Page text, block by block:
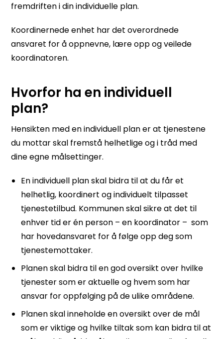
fremdriften i din individuelle plan.
Koordinernede enhet har det overordnede
ansvaret for å oppnevne, lære opp og veilede
koordinatoren.
Hvorfor ha en individuell
plan?
Hensikten med en individuell plan er at tjenestene
du mottar skal fremstå helhetlige og i tråd med
dine egne målsettinger.
En individuell plan skal bidra til at du får et
helhetlig, koordinert og individuelt tilpasset
tjenestetilbud. Kommunen skal sikre at det til
enhver tid er én person – en koordinator – som
har hovedansvaret for å følge opp deg som
tjenestemottaker.
Planen skal bidra til en god oversikt over hvilke
tjenester som er aktuelle og hvem som har
ansvar for oppfølging på de ulike områdene.
Planen skal inneholde en oversikt over de mål
som er viktige og hvilke tiltak som kan bidra til at